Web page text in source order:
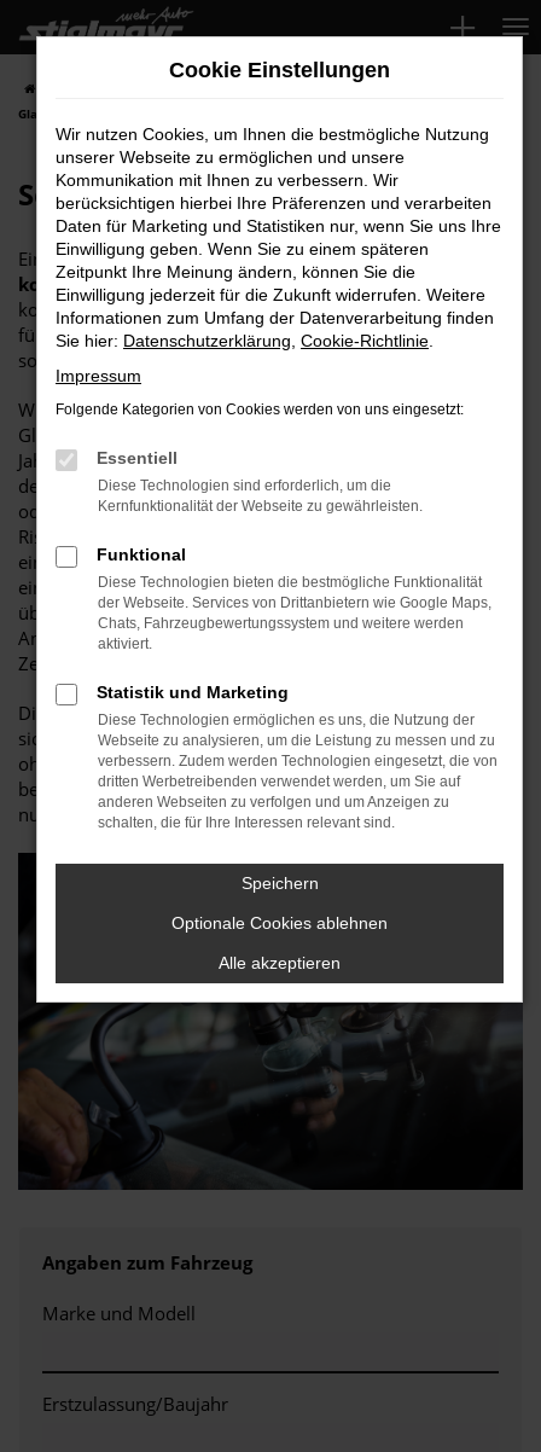
Zum
Hauptinhalt
springen
Glasreparatur
Seat & Cupra Glasreparatur
EineSeat oder Cupra Glasreparaturist oftmals die
kostengünstige Alternativezum Auswechseln der
kompletten Scheibe. Hinzu kommt, dass Sie auf diese Weise
für mehrNachhaltigkeitsorgen und Produktionskosten
sowie den Transport vermeiden.
Wir von Stiglmayr sind ausgewiesene Fachleutefür die
Glasreparatur und widmen uns zudem seit vielen
Jahrzehnten dem Hersteller Seat sowie seit neuestem auch
dem Hersteller Cupra. Zugegeben: nicht immer ist die Seat
oder Cupra Glasreparatur möglich. Vor allem, wenn sich
Risse oder Steinschlag näher als zehn Zentimeter am Rand
einer Scheibe befinden oder aber der Durchmesser den Wert
eines Zwei-Euro-Stücks, also rund 26 Millimeter
überschreitet, muss die Scheibe ausgetauscht werden.
Ansonsten ist meist Smart Repair möglich, was Kosten und
Zeit spart und in unserer Werkstatt schnell erledigt ist.
Die Kosten halten sich in einem engen Rahmen. Meist lassen
sich Arbeiten im Bereich Seat und Cupra Glasreparatur
ohnehin mit einerKaskoversicherungabrechnen, was wir
bereitwillig für Sie übernehmen. Sie brauchen somit einfach
nur vorbeizukommen und den Rest erledigen wir für Sie.
Angaben zum Fahrzeug
Marke und Modell
Erstzulassung/Baujahr
Cookie Einstellungen
Wir nutzen Cookies, um Ihnen die bestmögliche Nutzung
unserer Webseite zu ermöglichen und unsere
Kommunikation mit Ihnen zu verbessern. Wir
berücksichtigen hierbei Ihre Präferenzen und verarbeiten
Daten für Marketing und Statistiken nur, wenn Sie uns Ihre
Einwilligung geben. Wenn Sie zu einem späteren
Zeitpunkt Ihre Meinung ändern, können Sie die
Einwilligung jederzeit für die Zukunft widerrufen. Weitere
Informationen zum Umfang der Datenverarbeitung finden
Sie hier: Datenschutzerklärung Cookie-Richtlinie
Impressum
Folgende Kategorien von Cookies werden von uns eingesetzt:
Essentiell
Diese Technologien sind erforderlich, um die
Kernfunktionalität der Webseite zu gewährleisten.
Funktional
Diese Technologien bieten die bestmögliche Funktionalität
der Webseite. Services von Drittanbietern wie Google Maps,
Chats, Fahrzeugbewertungssystem und weitere werden
aktiviert.
Statistik und Marketing
Diese Technologien ermöglichen es uns, die Nutzung der
Webseite zu analysieren, um die Leistung zu messen und zu
verbessern. Zudem werden Technologien eingesetzt, die von
dritten Werbetreibenden verwendet werden, um Sie auf
anderen Webseiten zu verfolgen und um Anzeigen zu
schalten, die für Ihre Interessen relevant sind.
Speichern
Optionale Cookies ablehnen
Alle akzeptieren